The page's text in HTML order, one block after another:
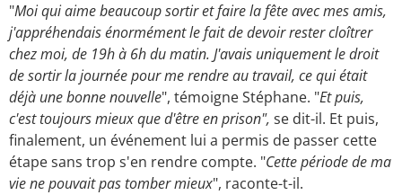
"Moi qui aime beaucoup sortir et faire la fête avec mes amis,
j'appréhendais énormément le fait de devoir rester cloîtrer
chez moi, de 19h à 6h du matin. J'avais uniquement le droit
de sortir la journée pour me rendre au travail, ce qui était
déjà une bonne nouvelle", témoigne Stéphane. "Et puis,
c'est toujours mieux que d'être en prison", se dit-il. Et puis,
finalement, un événement lui a permis de passer cette
étape sans trop s'en rendre compte. "Cette période de ma
vie ne pouvait pas tomber mieux", raconte-t-il.